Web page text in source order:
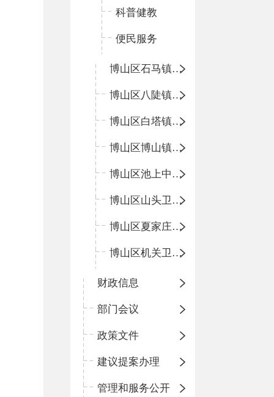
科普健教
便民服务
博山区石马镇卫生院
博山区八陡镇卫生院
博山区白塔镇卫生院
博山区博山镇中心卫生院（南院区、北院区）
博山区池上中心卫生院
博山区山头卫生院
博山区夏家庄卫生院
博山区机关卫生所
财政信息
部门会议
政策文件
建议提案办理
管理和服务公开